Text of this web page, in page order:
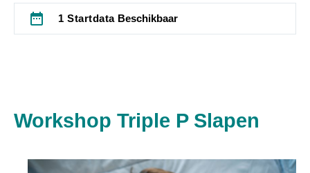
date_range 1 StartdataBeschikbaar
Workshop Triple P Slapen